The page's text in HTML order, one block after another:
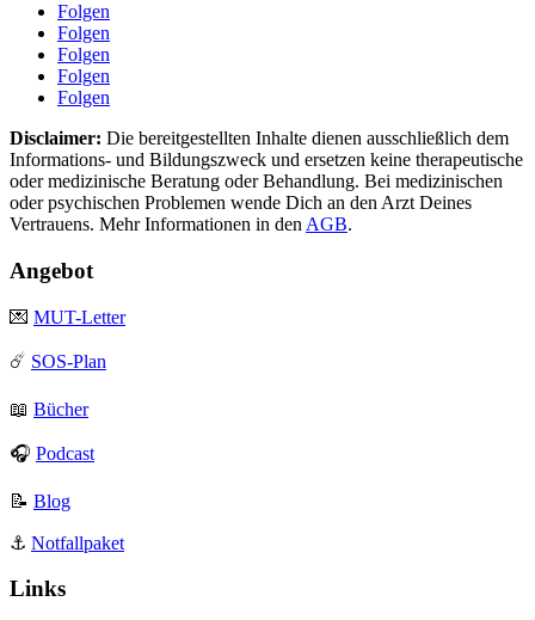
Folgen
Folgen
Folgen
Folgen
Folgen
Disclaimer: Die bereitgestellten Inhalte dienen ausschließlich dem
Informations- und Bildungszweck und ersetzen keine therapeutische
oder medizinische Beratung oder Behandlung. Bei medizinischen
oder psychischen Problemen wende Dich an den Arzt Deines
Vertrauens. Mehr Informationen in den AGB.
Angebot
💌 MUT-Letter
☄️ SOS-Plan
📖 Bücher
🎧 Podcast
📝 Blog
⚓️ Notfallpaket
Links